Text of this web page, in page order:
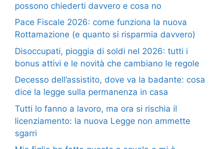
possono chiederti davvero e cosa no
Pace Fiscale 2026: come funziona la nuova
Rottamazione (e quanto si risparmia davvero)
Disoccupati, pioggia di soldi nel 2026: tutti i
bonus attivi e le novità che cambiano le regole
Decesso dell’assistito, dove va la badante: cosa
dice la legge sulla permanenza in casa
Tutti lo fanno a lavoro, ma ora si rischia il
licenziamento: la nuova Legge non ammette
sgarri